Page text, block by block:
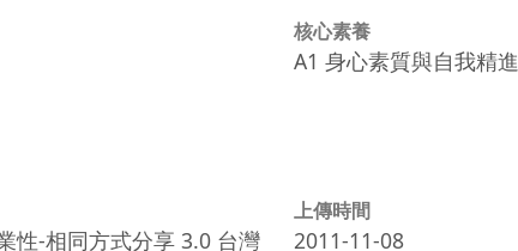
核心素養
A1 身心素質與自我精進
性-相同方式分享 3.0 台灣
上傳時間
2011-11-08